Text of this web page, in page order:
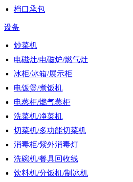
档口承包
设备
炒菜机
电磁灶/电磁炉/燃气灶
冰柜/冰箱/展示柜
电饭煲/煮饭机
电蒸柜/燃气蒸柜
洗菜机/净菜机
切菜机/多功能切菜机
消毒柜/紫外消毒灯
洗碗机/餐具回收线
饮料机/分饭机/制冰机